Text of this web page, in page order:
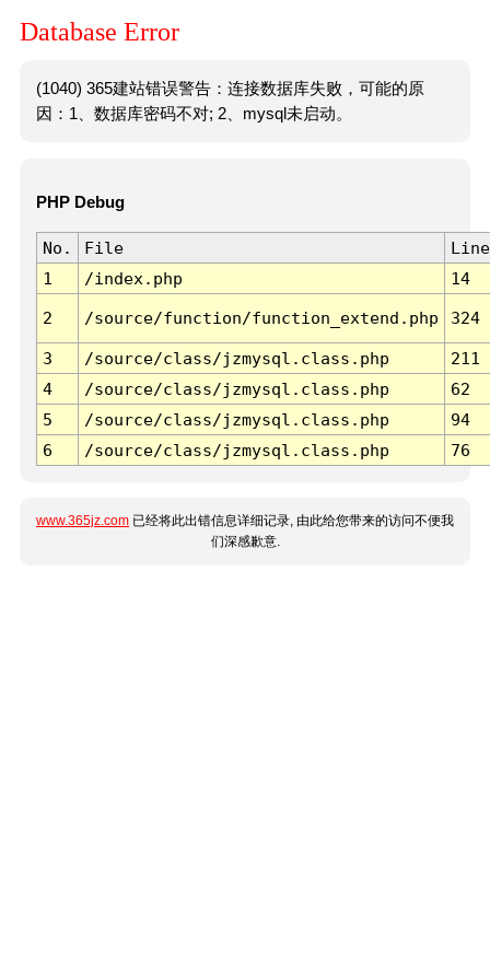
Database Error
(1040) 365建站错误警告：连接数据库失败，可能的原
因：1、数据库密码不对; 2、mysql未启动。
PHP Debug
No. File
Line
1
/index.php 14
2 /source/function/function_extend.php 324
3 /source/class/jzmysql.class.php
211
4
/source/class/jzmysql.class.php
62
5
/source/class/jzmysql.class.php
94
6
/source/class/jzmysql.class.php 76
www.365jz.com 已经将此出错信息详细记录, 由此给您带来的访问不便我
们深感歉意.